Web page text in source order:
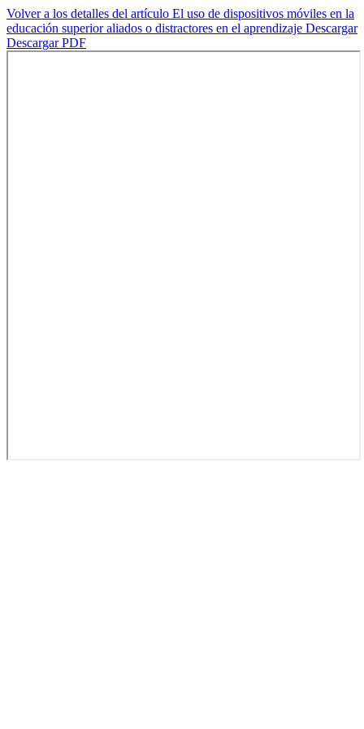
Volver a los detalles del artículo El uso de dispositivos móviles en la
educación superior aliados o distractores en el aprendizaje Descargar
Descargar PDF